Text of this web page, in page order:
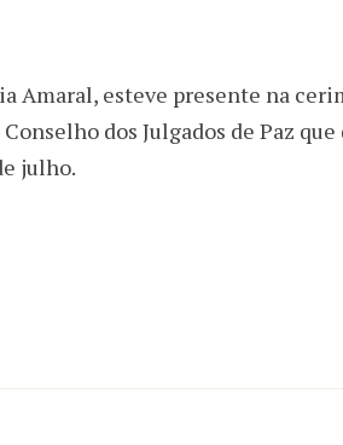
Amaral, esteve presente na
dos Julgados de Paz
julho.